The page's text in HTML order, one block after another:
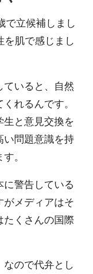
で立候補しまし
を肌で感じまし
ていると、自然
れるんです。
と意見交換を
い問題意識を持
。
警告している
メディアはそ
たくさんの国際
ので代弁とし